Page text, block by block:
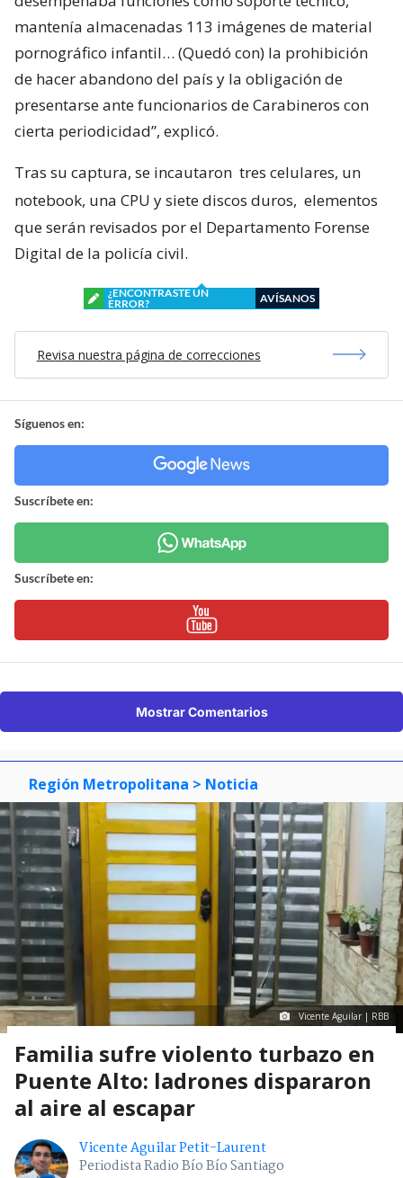
mantenía almacenadas 113 imágenes de material
pornográfico infantil… (Quedó con) la prohibición
de hacer abandono del país y la obligación de
presentarse ante funcionarios de Carabineros con
cierta periodicidad”, explicó.
Tras su captura, se incautaron tres celulares, un
notebook, una CPU y siete discos duros, elementos
que serán revisados por el Departamento Forense
Digital de la policía civil.
¿ENCONTRASTE UN
ERROR?
AVÍSANOS
Revisa nuestra página de correcciones
Síguenos en:
Suscríbete en:
Suscríbete en:
Mostrar Comentarios
Región Metropolitana > Noticia
Vicente Aguilar | RBB
Familia sufre violento turbazo en
Puente Alto: ladrones dispararon
al aire al escapar
Vicente Aguilar Petit-Laurent
Periodista Radio Bío Bío Santiago